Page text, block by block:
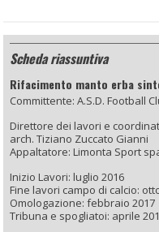
Scheda riassuntiva
Rifacimento manto erba
Committente: A.S.D. Football
Direttore dei lavori e
arch. Tiziano Zuccato Gianni
Appaltatore: Limonta Sport
Inizio Lavori: luglio 2016
Fine lavori campo di calcio:
Omologazione: febbraio 2017
Tribuna e spogliatoi: aprile